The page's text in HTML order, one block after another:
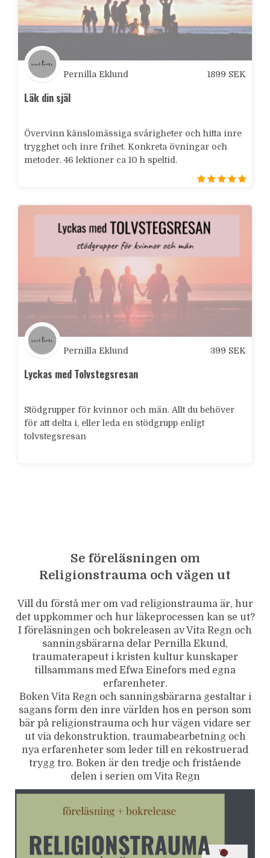
Pernilla Eklund 1899 SEK
Läk din själ
Övervinn känslomässiga svårigheter och hitta inre
trygghet och inre frihet. Konkreta övningar och
metoder. 46 lektioner ca 10 h speltid.
Pernilla Eklund 399 SEK
Lyckas med Tolvstegsresan
Stödgrupper för kvinnor och män. Allt du behöver
för att delta i, eller leda en stödgrupp enligt
tolvstegsresan
Se föreläsningen om
Religionstrauma och vägen ut
Vill du förstå mer om vad religionstrauma är, hur
det uppkommer och hur läkeprocessen kan se ut?
I föreläsningen och bokreleasen av Vita Regn och
sanningsbärarna delar Pernilla Ekund,
traumaterapeut i kristen kultur kunskaper
tillsammans med Efwa Einefors med egna
erfarenheter.
Boken Vita Regn och sanningsbärarna gestaltar i
sagans form den inre världen hos en person som
bär på religionstrauma och hur vägen vidare ser
ut via dekonstruktion, traumabearbetning och
nya erfarenheter som leder till en rekostruerad
trygg tro. Boken är den tredje och fristående
delen i serien om Vita Regn